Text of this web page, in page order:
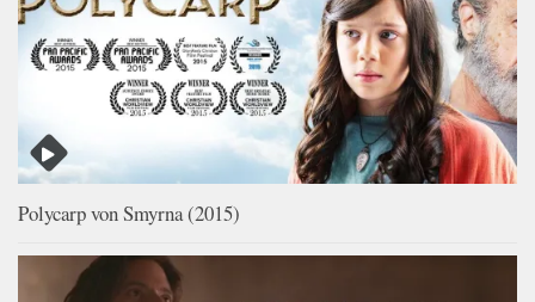
Polycarp von Smyrna (2015)